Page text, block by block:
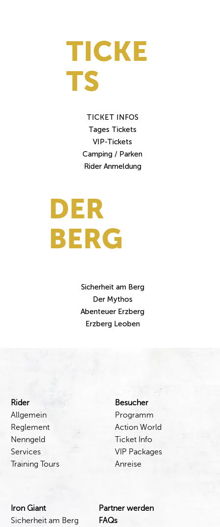
Sicherheit am Berg
Der Mythos
Abenteuer Erzberg
Erzberg Leoben
DER
BERG
TICKET INFOS
Tages Tickets
VIP-Tickets
Camping / Parken
Rider Anmeldung
TICKE
TS
Rider
Allgemein
Reglement
Nenngeld
Services
Training Tours
Besucher
Programm
Action World
Ticket Info
VIP Packages
Anreise
Iron Giant
Sicherheit am Berg
Partner werden
FAQs